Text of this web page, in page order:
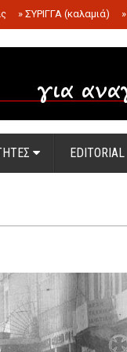
» ΣΥΡΙΓΓΑ (καλαμιά) »
EDITORIAL